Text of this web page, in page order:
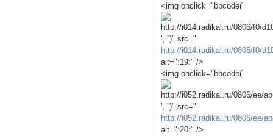
<img onclick="bbcode('
', '')" src="
http://i014.radikal.ru/0806/f0/
alt=":19:" />
<img onclick="bbcode('
', '')" src="
http://i052.radikal.ru/0806/ee/
alt=":20:" />